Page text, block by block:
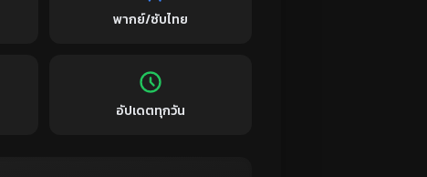
พากย์/ซับไทย
อัปเดตทุกวัน